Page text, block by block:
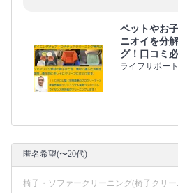
ペットやお
ニオイを分
グ！口コミ
ライフサポー
匿名希望(〜20代)
椅子・ソファークリーニング(椅子クリ